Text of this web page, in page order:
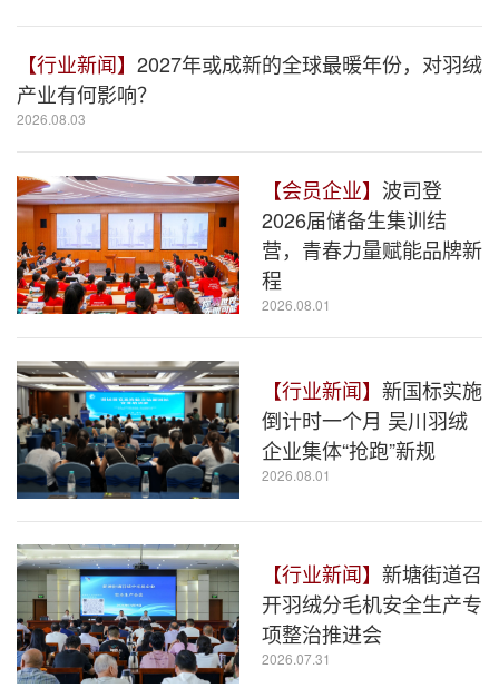
【行业新闻】 2027年或成新的全球最暖年份，对羽绒
产业有何影响？
2026.08.03
【会员企业】 波司登
2026届储备生集训结
营，青春力量赋能品牌新
程
2026.08.01
【行业新闻】 新国标实施
倒计时一个月 吴川羽绒
企业集体“抢跑”新规
2026.08.01
【行业新闻】 新塘街道召
开羽绒分毛机安全生产专
项整治推进会
2026.07.31